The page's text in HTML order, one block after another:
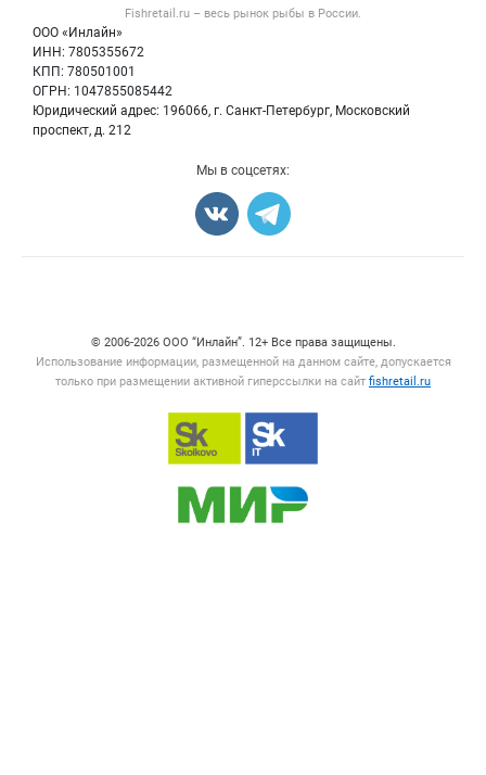
Fishretail.ru – весь рынок рыбы в России.
ООО «Инлайн»
ИНН: 7805355672
КПП: 780501001
ОГРН: 1047855085442
Юридический адрес: 196066, г. Санкт-Петербург, Московский
проспект, д. 212
Политика обработки персональных данных
Блог
Икра
Мы в соцсетях:
© 2006‑2026 ООО “Инлайн”. 12+ Все права защищены.
Использование информации, размещенной на данном сайте, допускается
только при размещении активной гиперссылки на сайт fishretail.ru